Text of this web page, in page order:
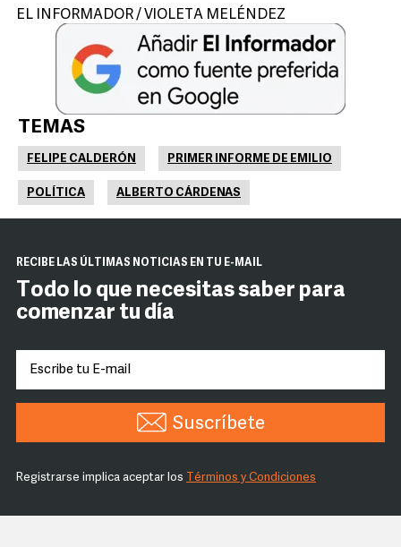
EL INFORMADOR / VIOLETA MELÉNDEZ
TEMAS
FELIPE CALDERÓN PRIMER INFORME DE EMILIO
POLÍTICA ALBERTO CÁRDENAS
RECIBE LAS ÚLTIMAS NOTICIAS EN TU E-MAIL
Todo lo que necesitas saber para
comenzar tu día
Suscríbete
Registrarse implica aceptar los Términos y Condiciones